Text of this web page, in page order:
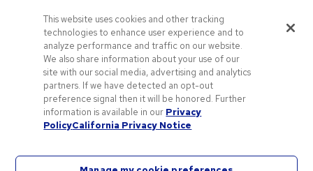
Brugsvilkår
Salgsbetingelser
Karriere i Pens.com
Tilbud og ressourcer
Reklameartikler
Rabatkoder og -kuponer
Logoideer
This website uses cookies and other tracking
technologies to enhance user experience and to
analyze performance and traffic on our website.
We also share information about your use of our
site with our social media, advertising and analytics
partners. If we have detected an opt-out
preference signal then it will be honored. Further
information is available in our Privacy
PolicyCalifornia Privacy Notice